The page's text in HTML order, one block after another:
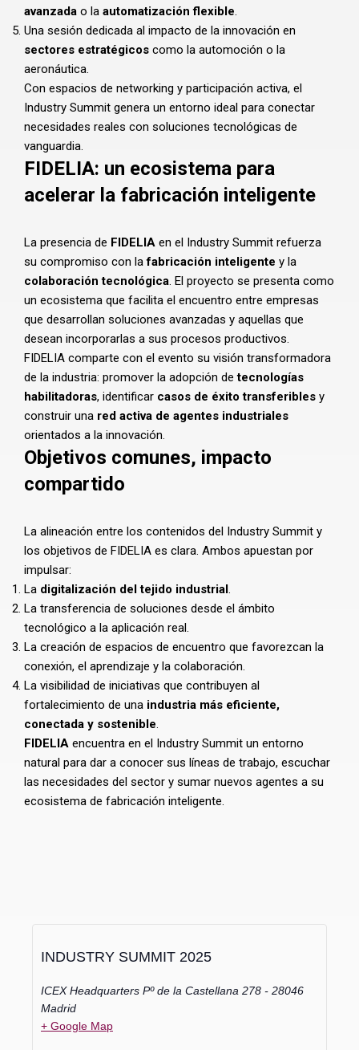
avanzada o la automatización flexible.
Una sesión dedicada al impacto de la innovación en
sectores estratégicos como la automoción o la
aeronáutica.
Con espacios de networking y participación activa, el
Industry Summit genera un entorno ideal para conectar
necesidades reales con soluciones tecnológicas de
vanguardia.
FIDELIA: un ecosistema para
acelerar la fabricación inteligente
La presencia de FIDELIA en el Industry Summit refuerza
su compromiso con lafabricación inteligente y la
colaboración tecnológica. El proyecto se presenta como
un ecosistema que facilita el encuentro entre empresas
que desarrollan soluciones avanzadas y aquellas que
desean incorporarlas a sus procesos productivos.
FIDELIA comparte con el evento su visión transformadora
de la industria: promover la adopción detecnologías
habilitadoras, identificar casos de éxito transferibles y
construir una red activa de agentes industriales
orientados a la innovación.
Objetivos comunes, impacto
compartido
La alineación entre los contenidos del Industry Summit y
los objetivos de FIDELIA es clara. Ambos apuestan por
impulsar:
La digitalización del tejido industrial.
La transferencia de soluciones desde el ámbito
tecnológico a la aplicación real.
La creación de espacios de encuentro que favorezcan la
conexión, el aprendizaje y la colaboración.
La visibilidad de iniciativas que contribuyen al
fortalecimiento de una industria más eficiente,
conectada y sostenible.
FIDELIA encuentra en el Industry Summit un entorno
natural para dar a conocer sus líneas de trabajo, escuchar
las necesidades del sector y sumar nuevos agentes a su
ecosistema de fabricación inteligente.
INDUSTRY SUMMIT 2025
ICEX Headquarters Pº de la Castellana 278 - 28046
Madrid
+ Google Map